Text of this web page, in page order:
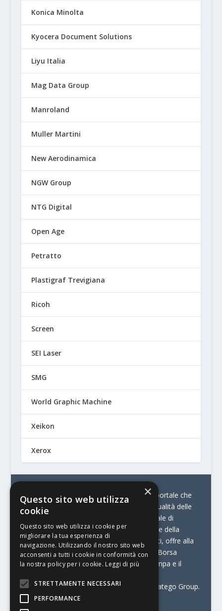
Konica Minolta
Kyocera Document Solutions
Liyu Italia
Mag Data Group
Manroland
Muller Martini
New Aerodinamica
NGW Group
NTG Digital
Open Age
Petratto
Plastigraf Trevigiana
Ricoh
Screen
SEI Laser
SMG
World Graphic Machine
Xeikon
Xerox
© Stratego Group –
stampamedia.net è il portale che
racconta le innovazioni tecnologiche e l’attualità delle
aziende di stampa e di converting. È il portale di
riferimento per chi opera in Italia nel settore della
comunicazione stampata. Oltre ai contenuti, offre alla
propria community diversi servizi come:
la Borsa
Lavoro, la Print Connection, i Big della Stampa e il
Stampamedia.net è una delle testate di Stratego Group.
Partita IVA
×
Questo sito web utilizza
cookie
Questo sito web utilizza i cookie per
migliorare la tua esperienza di
navigazione. Utilizzando il nostro sito web
acconsenti a tutti i cookie in conformità con
la nostra policy per i cookie. Leggi di più
STRETTAMENTE NECESSARI
PERFORMANCE